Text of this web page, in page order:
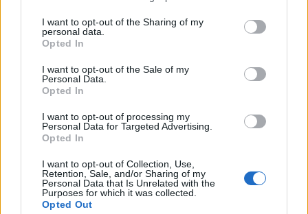
not limited to your visit or usage behaviour. You may click to
grant or deny consent to Google and its third-party tags to
use your data for below specified purposes in below Google
consent section.
I want to opt-out of the Sharing of my
personal data.
Opted In
I want to opt-out of the Sale of my
Personal Data.
Opted In
I want to opt-out of processing my
Personal Data for Targeted Advertising.
Opted In
I want to opt-out of Collection, Use,
Retention, Sale, and/or Sharing of my
Personal Data that Is Unrelated with the
Purposes for which it was collected.
Opted Out
til Andreas Nygaard på
andreplass.
fortsetter under)
premiepenger
Se alt om Ski Classics Season XVI med